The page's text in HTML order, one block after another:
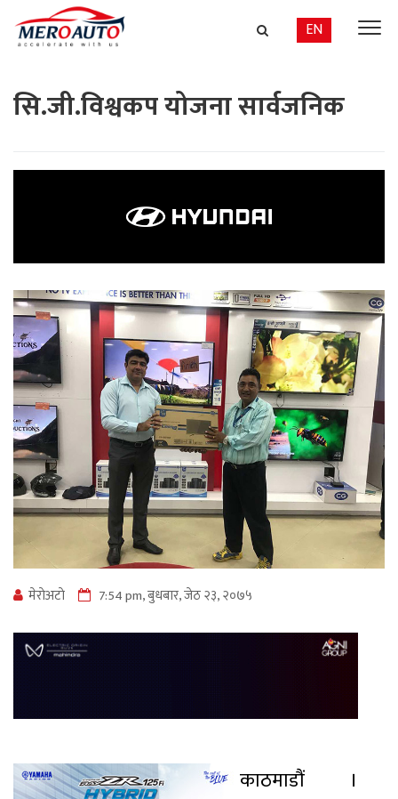
EN
सि.जी.विश्वकप योजना सार्वजनिक
मेराेअटाे 7:54 pm, बुधबार, जेठ २३, २०७५
काठमाडौं ।